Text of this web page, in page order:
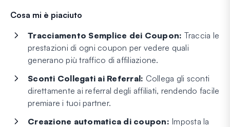
Cosa mi è piaciuto
Tracciamento Semplice dei Coupon: Traccia le
prestazioni di ogni coupon per vedere quali
generano più traffico di affiliazione.
Sconti Collegati ai Referral: Collega gli sconti
direttamente ai referral degli affiliati, rendendo facile
premiare i tuoi partner.
Creazione automatica di coupon: Imposta la